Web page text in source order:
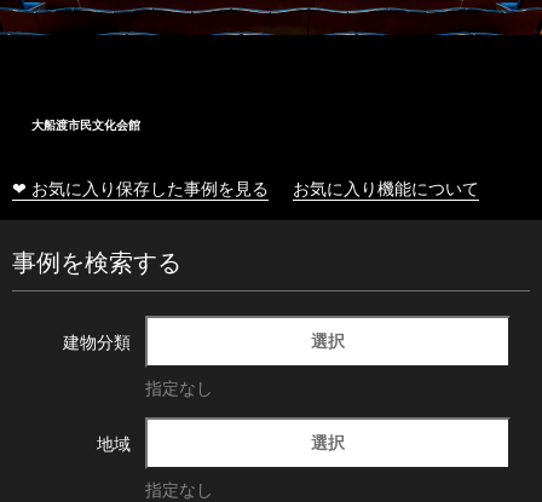
文化会館
❤ お気に入り保存した事例を見る お気に入り機能について
事例を検索する
建物分類 選択
指定なし
地域 選択
指定なし